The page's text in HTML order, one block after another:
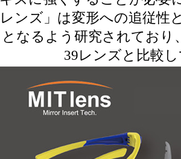
レンズ」は変形への追従性
となるよう研究されており
39レンズと比較